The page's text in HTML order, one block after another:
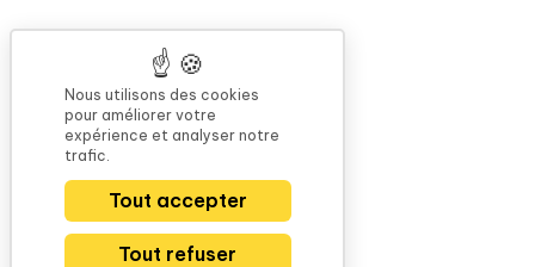
Nous utilisons des cookies
pour améliorer votre
expérience et analyser notre
trafic.
Tout accepter
Tout refuser